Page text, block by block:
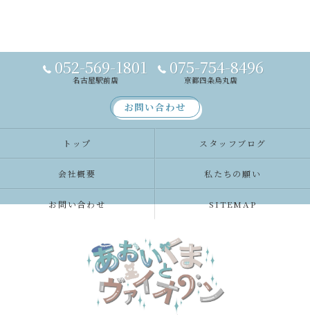
052-569-1801
名古屋駅前店
075-754-8496
京都四条烏丸店
お問い合わせ
トップ スタッフブログ
会社概要 私たちの願い
お問い合わせ SITEMAP